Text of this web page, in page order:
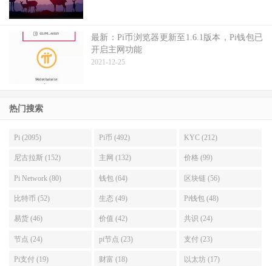
最新：Pi币浏览器更新至1.6.1版本，Pi钱包已
开启主网功能
2021-12-25
热门搜索
Pi (2095) Pi币 (492) KYC (212)
尼古拉斯 (152) 主网 (132) 价格 (99)
Pi Network (80) 钱包 (64) 区块链 (56)
比特币 (52) 生态 (49) Pi钱包 (48)
易货 (46) 价值 (42) 共识 (24)
节点 (24) pi节点 (23) 支付 (23)
Pi支付 (19) 财富 (18) 以太坊 (17)